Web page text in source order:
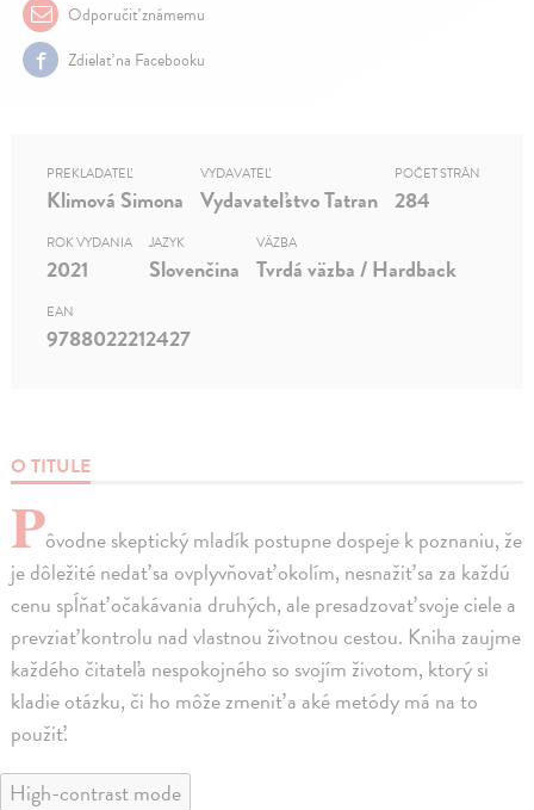
Odporučiť známemu
Zdielať na Facebooku
O TITULE
Pôvodne skeptický mladík postupne dospeje k poznaniu, že
je dôležité nedať sa ovplyvňovať okolím, nesnažiť sa za každú
cenu spĺňať očakávania druhých, ale presadzovať svoje ciele a
prevziať kontrolu nad vlastnou životnou cestou. Kniha zaujme
každého čitateľa nespokojného so svojím životom, ktorý si
kladie otázku, či ho môže zmeniť a aké metódy má na to
použiť.
PREKLADATEĽ
Klimová Simona
VYDAVATEĽ
Vydavateľstvo Tatran
POČET STRÁN
284
ROK VYDANIA
2021
JAZYK
Slovenčina
VÄZBA
Tvrdá väzba / Hardback
EAN
9788022212427
High-contrast mode